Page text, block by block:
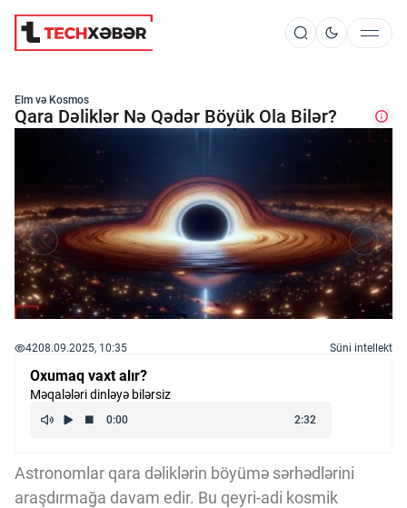
Süni İntellekt
Texnoloji İnkişaf
İnnovasiya və Startaplar
Robot və Cihazlar
Kriptovalyuta
ÇƏRƏZLƏR SİYASƏTİ
Elm və Kosmos
Qara Dəliklər Nə Qədər Böyük Ola Bilər?
4208.09.2025, 10:35 Süni intellekt
Oxumaq vaxt alır?
Məqalələri dinləyə bilərsiz
Astronomlar qara dəliklərin böyümə sərhədlərini
araşdırmağa davam edir. Bu qeyri-adi kosmik